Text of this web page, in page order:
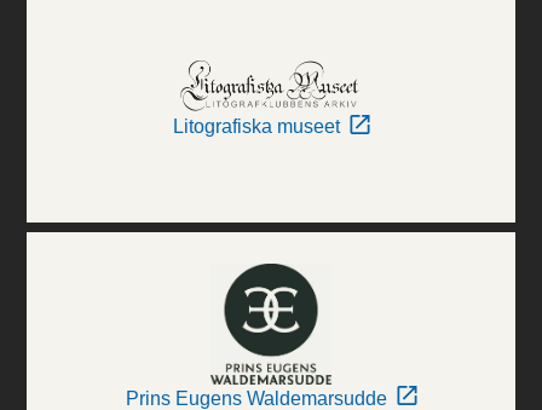
Litografiska museet
Prins Eugens Waldemarsudde